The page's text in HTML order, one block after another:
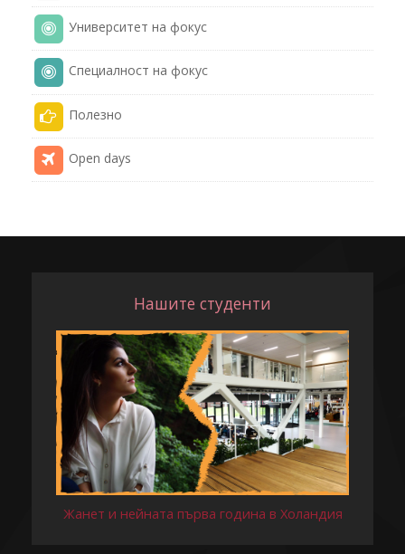
Университет на фокус
Специалност на фокус
Полезнo
Open days
Нашите студенти
Жанет и нейната първа година в Холандия